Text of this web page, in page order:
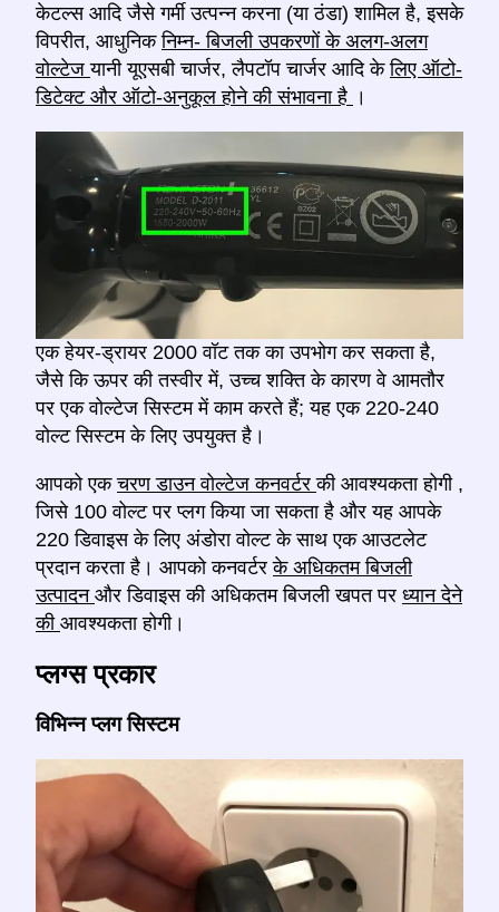
केटल्स आदि जैसे गर्मी उत्पन्न करना (या ठंडा) शामिल है, इसके
विपरीत, आधुनिकनिम्न- बिजली उपकरणों के अलग-अलग
वोल्टेजयानी यूएसबी चार्जर, लैपटॉप चार्जर आदि केलिए ऑटो-
डिटेक्ट और ऑटो-अनुकूल होने की संभावना है ।
एक हेयर-ड्रायर 2000 वॉट तक का उपभोग कर सकता है,
जैसे कि ऊपर की तस्वीर में, उच्च शक्ति के कारण वे आमतौर
पर एक वोल्टेज सिस्टम में काम करते हैं; यह एक 220-240
वोल्ट सिस्टम के लिए उपयुक्त है।
आपको एकचरण डाउन वोल्टेज कनवर्टरकी आवश्यकता होगी ,
जिसे 100 वोल्ट पर प्लग किया जा सकता है और यह आपके
220 डिवाइस के लिए अंडोरा वोल्ट के साथ एक आउटलेट
प्रदान करता है। आपको कनवर्टरके अधिकतम बिजली
उत्पादन और डिवाइस की अधिकतम बिजली खपत पर ध्यान देने
की आवश्यकता होगी।
प्लग्स प्रकार
विभिन्न प्लग सिस्टम